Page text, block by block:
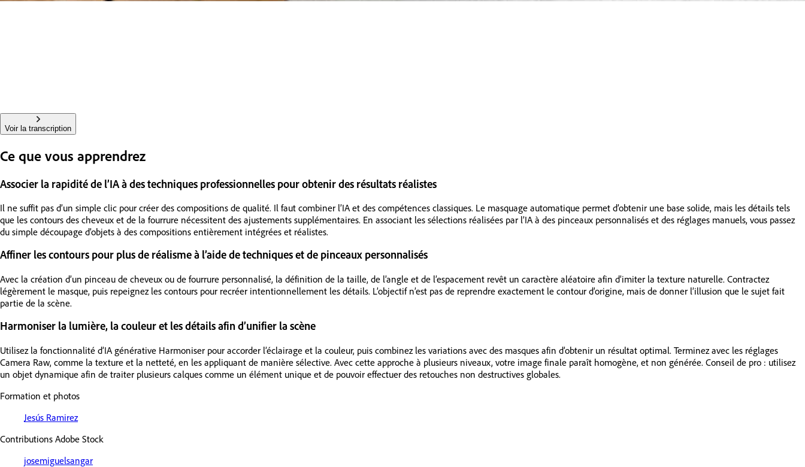
Voir la transcription
Ce que vous apprendrez
Associer la rapidité de l’IA à des techniques professionnelles pour obtenir des résultats réalistes
Il ne suffit pas d’un simple clic pour créer des compositions de qualité. Il faut combiner l’IA et des compétences classiques. Le masquage automatique permet d’obtenir une base solide, mais les détails tels
que les contours des cheveux et de la fourrure nécessitent des ajustements supplémentaires. En associant les sélections réalisées par l’IA à des pinceaux personnalisés et des réglages manuels, vous passez
du simple découpage d’objets à des compositions entièrement intégrées et réalistes.
Affiner les contours pour plus de réalisme à l’aide de techniques et de pinceaux personnalisés
Avec la création d’un pinceau de cheveux ou de fourrure personnalisé, la définition de la taille, de l’angle et de l’espacement revêt un caractère aléatoire afin d’imiter la texture naturelle. Contractez
légèrement le masque, puis repeignez les contours pour recréer intentionnellement les détails. L’objectif n’est pas de reprendre exactement le contour d’origine, mais de donner l’illusion que le sujet fait
partie de la scène.
Harmoniser la lumière, la couleur et les détails afin d’unifier la scène
Utilisez la fonctionnalité d’IA générative Harmoniser pour accorder l’éclairage et la couleur, puis combinez les variations avec des masques afin d’obtenir un résultat optimal. Terminez avec les réglages
Camera Raw, comme la texture et la netteté, en les appliquant de manière sélective. Avec cette approche à plusieurs niveaux, votre image finale paraît homogène, et non générée. Conseil de pro : utilisez
un objet dynamique afin de traiter plusieurs calques comme un élément unique et de pouvoir effectuer des retouches non destructives globales.
Formation et photos
Jesús Ramirez
Contributions Adobe Stock
josemiguelsangar